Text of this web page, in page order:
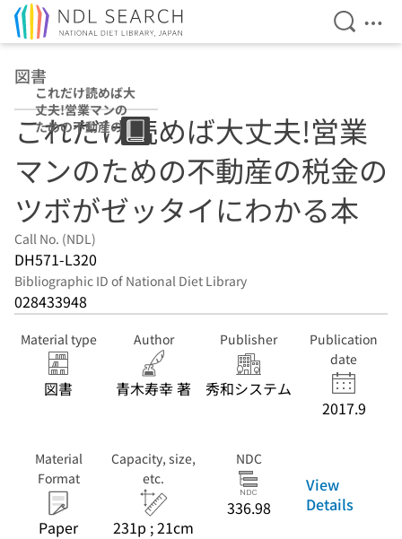
Open
図書
これだけ読めば大
丈夫!営業マンの
ための不動産の税
金のツボがゼッタ
イにわかる本
これだけ読めば大丈夫!営業
マンのための不動産の税金の
ツボがゼッタイにわかる本
Call No. (NDL)
DH571-L320
Bibliographic ID of National Diet Library
028433948
Material type
図書
Author
青木寿幸 著
Publisher
秀和システム
Publication
date
2017.9
Material
Format
Paper
Capacity, size,
etc.
231p ; 21cm
NDC
336.98
View
Details